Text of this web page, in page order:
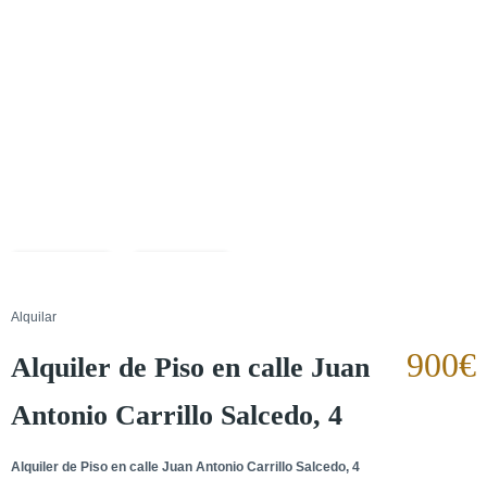
Alquilar
Alquiler de Piso en calle Juan
Antonio Carrillo Salcedo, 4
Alquiler de Piso en calle Juan Antonio Carrillo Salcedo, 4
900€